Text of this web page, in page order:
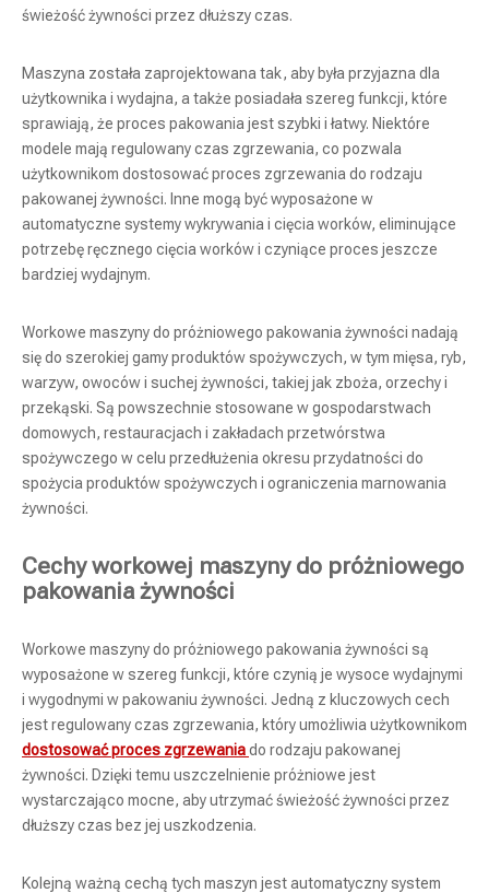
świeżość żywności przez dłuższy czas.
Maszyna została zaprojektowana tak, aby była przyjazna dla
użytkownika i wydajna, a także posiadała szereg funkcji, które
sprawiają, że proces pakowania jest szybki i łatwy. Niektóre
modele mają regulowany czas zgrzewania, co pozwala
użytkownikom dostosować proces zgrzewania do rodzaju
pakowanej żywności. Inne mogą być wyposażone w
automatyczne systemy wykrywania i cięcia worków, eliminujące
potrzebę ręcznego cięcia worków i czyniące proces jeszcze
bardziej wydajnym.
Workowe maszyny do próżniowego pakowania żywności nadają
się do szerokiej gamy produktów spożywczych, w tym mięsa, ryb,
warzyw, owoców i suchej żywności, takiej jak zboża, orzechy i
przekąski. Są powszechnie stosowane w gospodarstwach
domowych, restauracjach i zakładach przetwórstwa
spożywczego w celu przedłużenia okresu przydatności do
spożycia produktów spożywczych i ograniczenia marnowania
żywności.
Cechy workowej maszyny do próżniowego
pakowania żywności
Workowe maszyny do próżniowego pakowania żywności są
wyposażone w szereg funkcji, które czynią je wysoce wydajnymi
i wygodnymi w pakowaniu żywności. Jedną z kluczowych cech
jest regulowany czas zgrzewania, który umożliwia użytkownikom
dostosować proces zgrzewaniado rodzaju pakowanej
żywności. Dzięki temu uszczelnienie próżniowe jest
wystarczająco mocne, aby utrzymać świeżość żywności przez
dłuższy czas bez jej uszkodzenia.
Kolejną ważną cechą tych maszyn jest automatyczny system